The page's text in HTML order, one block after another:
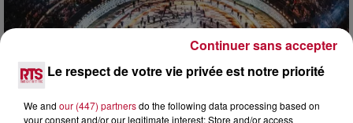
6 août 2026
NÎMES : « LE RÊVE DU GLADIATEUR » INVESTIT
Le respect de votre vie privée est notre priorité
We and our (447) partnersdo the following data processing based on
your consent and/or our legitimate interest: Store and/or access
Continuer sans accepter